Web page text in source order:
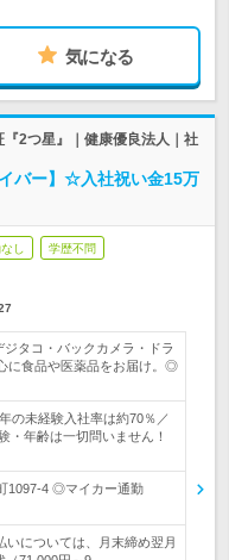
気になる
2つ星』｜健康優良法人｜社
バー】☆入社祝い金15万
し 学歴不問
ジタコ・バックカメラ・ドラ
に食品や医薬品をお届け。◎
の未経験入社率は約70％／
・年齢は一切問いません！
1097-4 ◎マイカー通勤
については、月末締め翌月